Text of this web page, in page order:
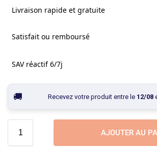
Livraison rapide et gratuite
Satisfait ou remboursé
SAV réactif 6/7j
Recevez votre produit entre le 12/08
AJOUTER AU